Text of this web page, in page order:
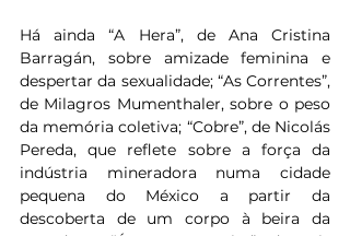
Há ainda “A Hera”, de Ana Cristina
Barragán, sobre amizade feminina e
despertar da sexualidade; “As Correntes”,
de Milagros Mumenthaler, sobre o peso
da memória coletiva; “Cobre”, de Nicolás
Pereda, que reflete sobre a força da
indústria mineradora numa cidade
pequena do México a partir da
descoberta de um corpo à beira da